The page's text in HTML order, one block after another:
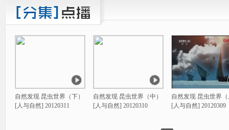
自然发现 昆虫世界（下）
[人与自然] 20120311
自然发现 昆虫世界（中）
[人与自然] 20120310
自然发现 昆虫世界
[人与自然] 20120309